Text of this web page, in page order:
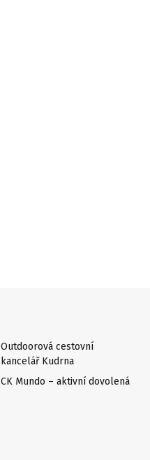
Outdoorová cestovní
kancelář Kudrna
CK Mundo – aktivní dovolená